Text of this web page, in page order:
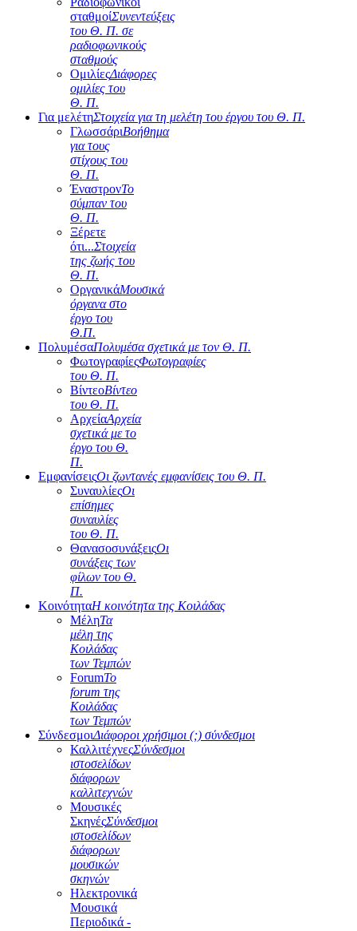
σταθμοίΣυνεντεύξεις
του Θ. Π. σε
ραδιοφωνικούς
σταθμούς
ΟμιλίεςΔιάφορες
ομιλίες του
Θ. Π.
Για μελέτηΣτοιχεία για τη μελέτη του έργου του Θ. Π.
ΓλωσσάριΒοήθημα
για τους
στίχους του
Θ. Π.
ΈναστρονΤο
σύμπαν του
Θ. Π.
Ξέρετε
ότι...Στοιχεία
της ζωής του
Θ. Π.
ΟργανικάΜουσικά
όργανα στο
έργο του
Θ.Π.
ΠολυμέσαΠολυμέσα σχετικά με τον Θ. Π.
ΦωτογραφίεςΦωτογραφίες
του Θ. Π.
ΒίντεοΒίντεο
του Θ. Π.
ΑρχείαΑρχεία
σχετικά με το
έργο του Θ.
Π.
ΕμφανίσειςΟι ζωντανές εμφανίσεις του Θ. Π.
ΣυναυλίεςΟι
επίσημες
συναυλίες
του Θ. Π.
ΘανασοσυνάξειςΟι
συνάξεις των
φίλων του Θ.
Π.
ΚοινότηταΗ κοινότητα της Κοιλάδας
ΜέληΤα
μέλη της
Κοιλάδας
των Τεμπών
ForumΤο
forum της
Κοιλάδας
των Τεμπών
ΣύνδεσμοιΔιάφοροι χρήσιμοι (;) σύνδεσμοι
ΚαλλιτέχνεςΣύνδεσμοι
ιστοσελίδων
διάφορων
καλλιτεχνών
Μουσικές
ΣκηνέςΣύνδεσμοι
ιστοσελίδων
διάφορων
μουσικών
σκηνών
Ηλεκτρονικά
Μουσικά
Περιοδικά -